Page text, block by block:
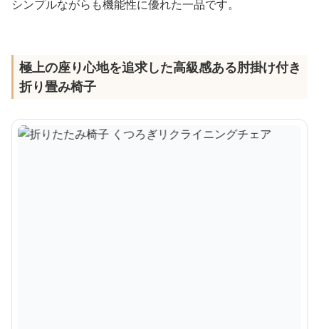
シンプルながらも機能性に優れた一品です。
極上の座り心地を追求した高級感ある肘掛け付き
折り畳み椅子